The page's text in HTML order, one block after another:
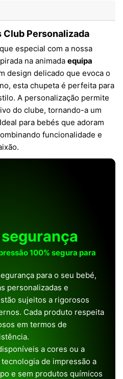
Club Personalizada
especial com a nossa
na animada equipa
design delicado que evoca o
esta chupeta é perfeita para
A personalização permite
do clube, tornando-a um
para bebés que adoram
funcionalidade e
100% segura para
para o seu bebé,
personalizadas e
sujeitos a rigorosos
Cada produto respeita
em termos de
a cores ou a
de impressão a
e sem produtos químicos